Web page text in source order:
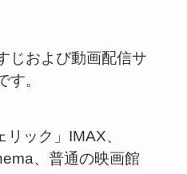
じおよび動画配信サ
す。